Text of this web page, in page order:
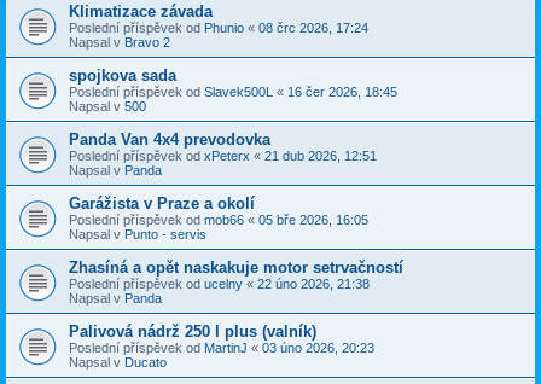
Klimatizace závada
Poslední příspěvek od Phunio « 08 črc 2026, 17:24
Napsal v Bravo 2
spojkova sada
Poslední příspěvek od Slavek500L « 16 čer 2026, 18:45
Napsal v 500
Panda Van 4x4 prevodovka
Poslední příspěvek od xPeterx « 21 dub 2026, 12:51
Napsal v Panda
Garážista v Praze a okolí
Poslední příspěvek od mob66 « 05 bře 2026, 16:05
Napsal v Punto - servis
Zhasíná a opět naskakuje motor setrvačností
Poslední příspěvek od ucelny « 22 úno 2026, 21:38
Napsal v Panda
Palivová nádrž 250 l plus (valník)
Poslední příspěvek od MartinJ « 03 úno 2026, 20:23
Napsal v Ducato